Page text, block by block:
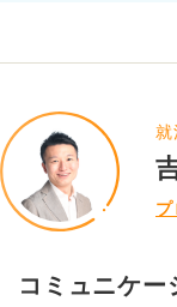
就
コミュニケ